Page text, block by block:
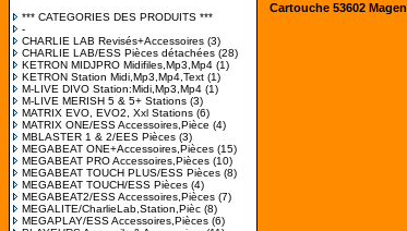
*** CATEGORIES DES PRODUITS ***
-
CHARLIE LAB Revisés+Accessoires (3)
CHARLIE LAB/ESS Pièces détachées (28)
KETRON MIDJPRO Midifiles,Mp3,Mp4 (1)
KETRON Station Midi,Mp3,Mp4,Text (1)
M-LIVE DIVO Station:Midi,Mp3,Mp4 (1)
M-LIVE MERISH 5 & 5+ Stations (3)
MATRIX EVO, EVO2, Xxl Stations (6)
MATRIX ONE/ESS Accessoires,Pièce (4)
MBLASTER 1 & 2/EES Pièces (3)
MEGABEAT ONE+Accessoires,Pièces (15)
MEGABEAT PRO Accessoires,Pièces (10)
MEGABEAT TOUCH PLUS/ESS Pièces (8)
MEGABEAT TOUCH/ESS Pièces (4)
MEGABEAT2/ESS Accessoires,Pièces (7)
MEGALITE/CharlieLab,Station,Pièc (8)
MEGAPLAY/ESS Accessoires,Pièces (6)
Cartouche 53602